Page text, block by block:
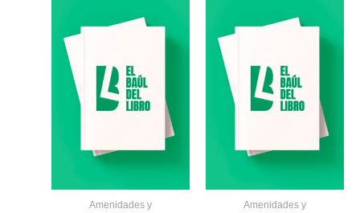
Amenidades y
Amenidades y